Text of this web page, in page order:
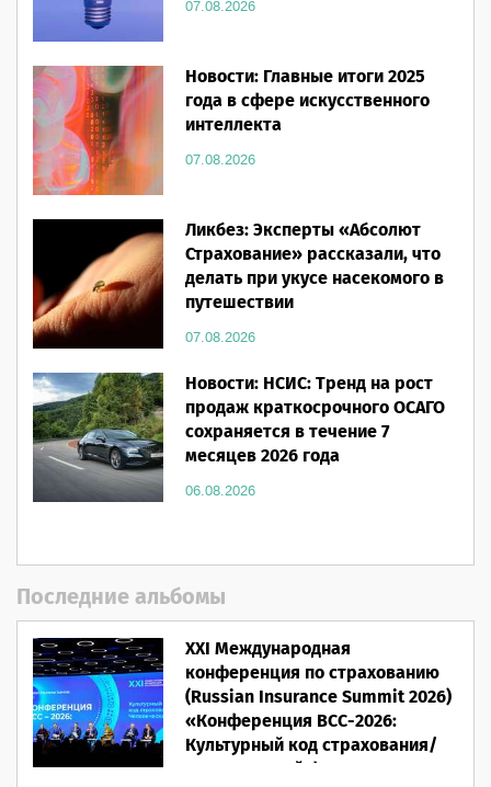
07.08.2026
Новости: Главные итоги 2025
года в сфере искусственного
интеллекта
07.08.2026
Ликбез: Эксперты «Абсолют
Страхование» рассказали, что
делать при укусе насекомого в
путешествии
07.08.2026
Новости: НСИС: Тренд на рост
продаж краткосрочного ОСАГО
сохраняется в течение 7
месяцев 2026 года
06.08.2026
Последние альбомы
XXI Международная
конференция по страхованию
(Russian Insurance Summit 2026)
«Конференция ВСС-2026:
Культурный код страхования/
Человеческий фактор»